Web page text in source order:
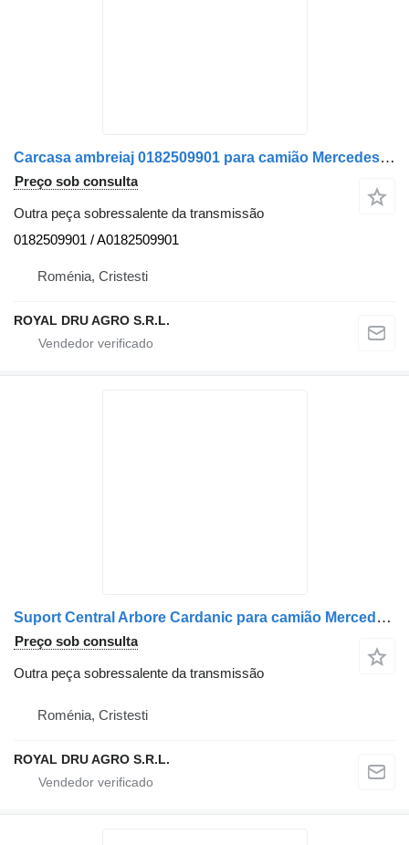
Carcasa ambreiaj 0182509901 para camião Mercedes-Benz – Coduri: 0182509901, A0182509901
Preço sob consulta
Outra peça sobressalente da transmissão
0182509901 / A0182509901
Roménia, Cristesti
ROYAL DRU AGRO S.R.L.
Suport Central Arbore Cardanic para camião Mercedes-Benz – 6544133042 / 6544132942 / A6544133042 / A6544132942 / 9414130010 / A9414130010
Preço sob consulta
Outra peça sobressalente da transmissão
Roménia, Cristesti
ROYAL DRU AGRO S.R.L.